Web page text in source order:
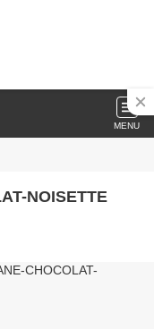
MENU
NOISETTE